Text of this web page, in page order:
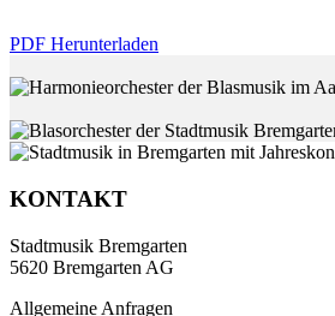
PDF Herunterladen
KONTAKT
Stadtmusik Bremgarten
5620 Bremgarten AG
Allgemeine Anfragen